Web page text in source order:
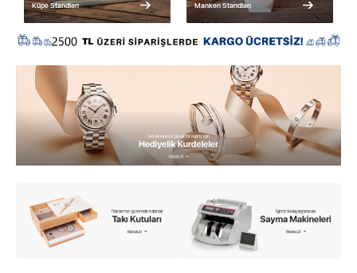
Manken Standları Saat Kutuları